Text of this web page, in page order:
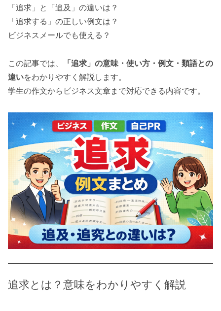
「追求」と「追及」の違いは？
「追求する」の正しい例文は？
ビジネスメールでも使える？
この記事では、
「追求」の意味・使い方・例文・類語との
違いをわかりやすく解説します。
学生の作文からビジネス文章まで対応できる内容です。
追求とは？意味をわかりやすく解説